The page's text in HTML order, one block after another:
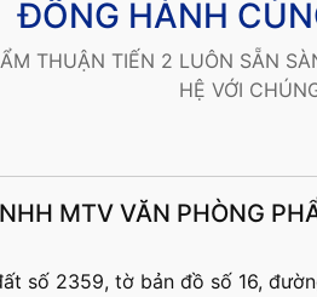
ĐỒNG HÀNH
THUẬN TIẾN 2 LUÔN SẴN
HỆ VỚI
MTV VĂN PHÒNG
số 2359, tờ bản đồ số 16,